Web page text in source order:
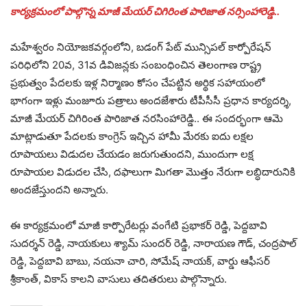
కార్యక్రమంలో పాల్గొన్న మాజీ మేయర్ చిగిరింత పారిజాత నర్సింహారెడ్డి..
మహేశ్వరం నియోజకవర్గంలోని, బడంగ్ పేట్ మున్సిపల్ కార్పోరేషన్
పరిధిలోని 20వ, 31వ డివిజన్లకు సంబంధించిన తెలంగాణ రాష్ట్ర
ప్రభుత్వం పేదలకు ఇళ్ల నిర్మాణం కోసం చేపట్టిన అర్థిక సహాయంలో
భాగంగా ఇళ్లు మంజూరు పత్రాలు అందజేశారు టీపీసీసీ ప్రధాన కార్యదర్శి,
మాజీ మేయర్ చిగిరింత పారిజాత నరసింహారెడ్డి.. ఈ సందర్భంగా ఆమె
మాట్లాడుతూ పేదలకు కాంగ్రెస్ ఇచ్చిన హామీ మేరకు ఐదు లక్షల
రూపాయలు విడుదల చేయడం జరుగుతుందని, ముందుగా లక్ష
రూపాయల విడుదల చేసి, దఫాలుగా మిగతా మొత్తం నేరుగా లబ్ధిదారునికి
అందజేస్తుందని అన్నారు.
ఈ కార్యక్రమంలో మాజీ కార్పొరేటర్లు వంగేటి ప్రభాకర్ రెడ్డి, పెద్దబావి
సుదర్శన్ రెడ్డి, నాయకులు శ్యామ్ సుందర్ రెడ్డి, నారాయణ గౌడ్, చంద్రపాల్
రెడ్డి, పెద్దబావి బాబు, నయనా చారి, సోమేష్ నాయక్, వార్డు ఆఫీసర్
శ్రీకాంత్, వికాస్ కాలని వాసులు తదితరులు పాల్గొన్నారు.